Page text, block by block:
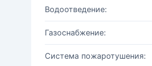
Водоотведение:
Газоснабжение:
Система пожаротушения: